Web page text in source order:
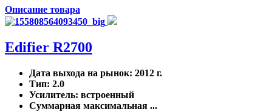
Описание товара
Edifier R2700
Дата выхода на рынок: 2012 г.
Тип: 2.0
Усилитель: встроенный
Суммарная максимальная ...